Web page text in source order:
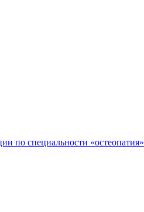
по специальности «остеопатия»